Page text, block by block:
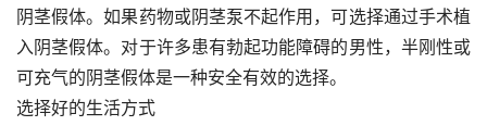
阴茎假体。如果药物或阴茎泵不起作用，可选择通过手术植
入阴茎假体。对于许多患有勃起功能障碍的男性，半刚性或
可充气的阴茎假体是一种安全有效的选择。
选择好的生活方式